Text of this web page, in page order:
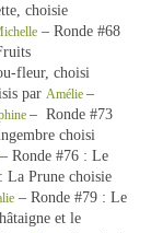
choisie
– Ronde #68
fleur, choisi
par Amélie –
– Ronde #73
choisi
– Ronde #76 : Le
La Prune choisie
– Ronde #79 : Le
et le